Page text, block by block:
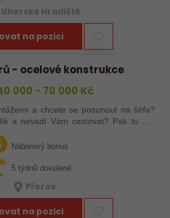
Uherské Hradiště
na pozici
- ocelové konstrukce
000 - 70 000 Kč
a chcete se posunout na šéfa?
a nevadí Vám cestovat? Pak tu pro
Náborový bonus
5 týdnů dovolené
Přerov
na pozici